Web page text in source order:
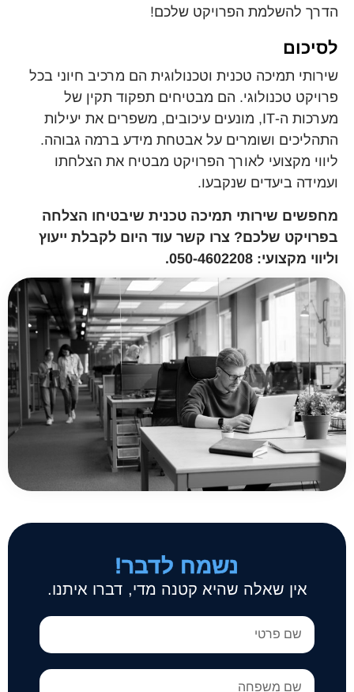
הדרך להשלמת הפרויקט שלכם!
לסיכום
שירותי תמיכה טכנית וטכנולוגית הם מרכיב חיוני בכל
פרויקט טכנולוגי. הם מבטיחים תפקוד תקין של
מערכות ה-IT, מונעים עיכובים, משפרים את יעילות
התהליכים ושומרים על אבטחת מידע ברמה גבוהה.
ליווי מקצועי לאורך הפרויקט מבטיח את הצלחתו
ועמידה ביעדים שנקבעו.
מחפשים שירותי תמיכה טכנית שיבטיחו הצלחה
בפרויקט שלכם?צרו קשרעוד היום לקבלת ייעוץ
וליווי מקצועי: 050-4602208.
נשמח לדבר!
אין שאלה שהיא קטנה מדי, דברו איתנו.